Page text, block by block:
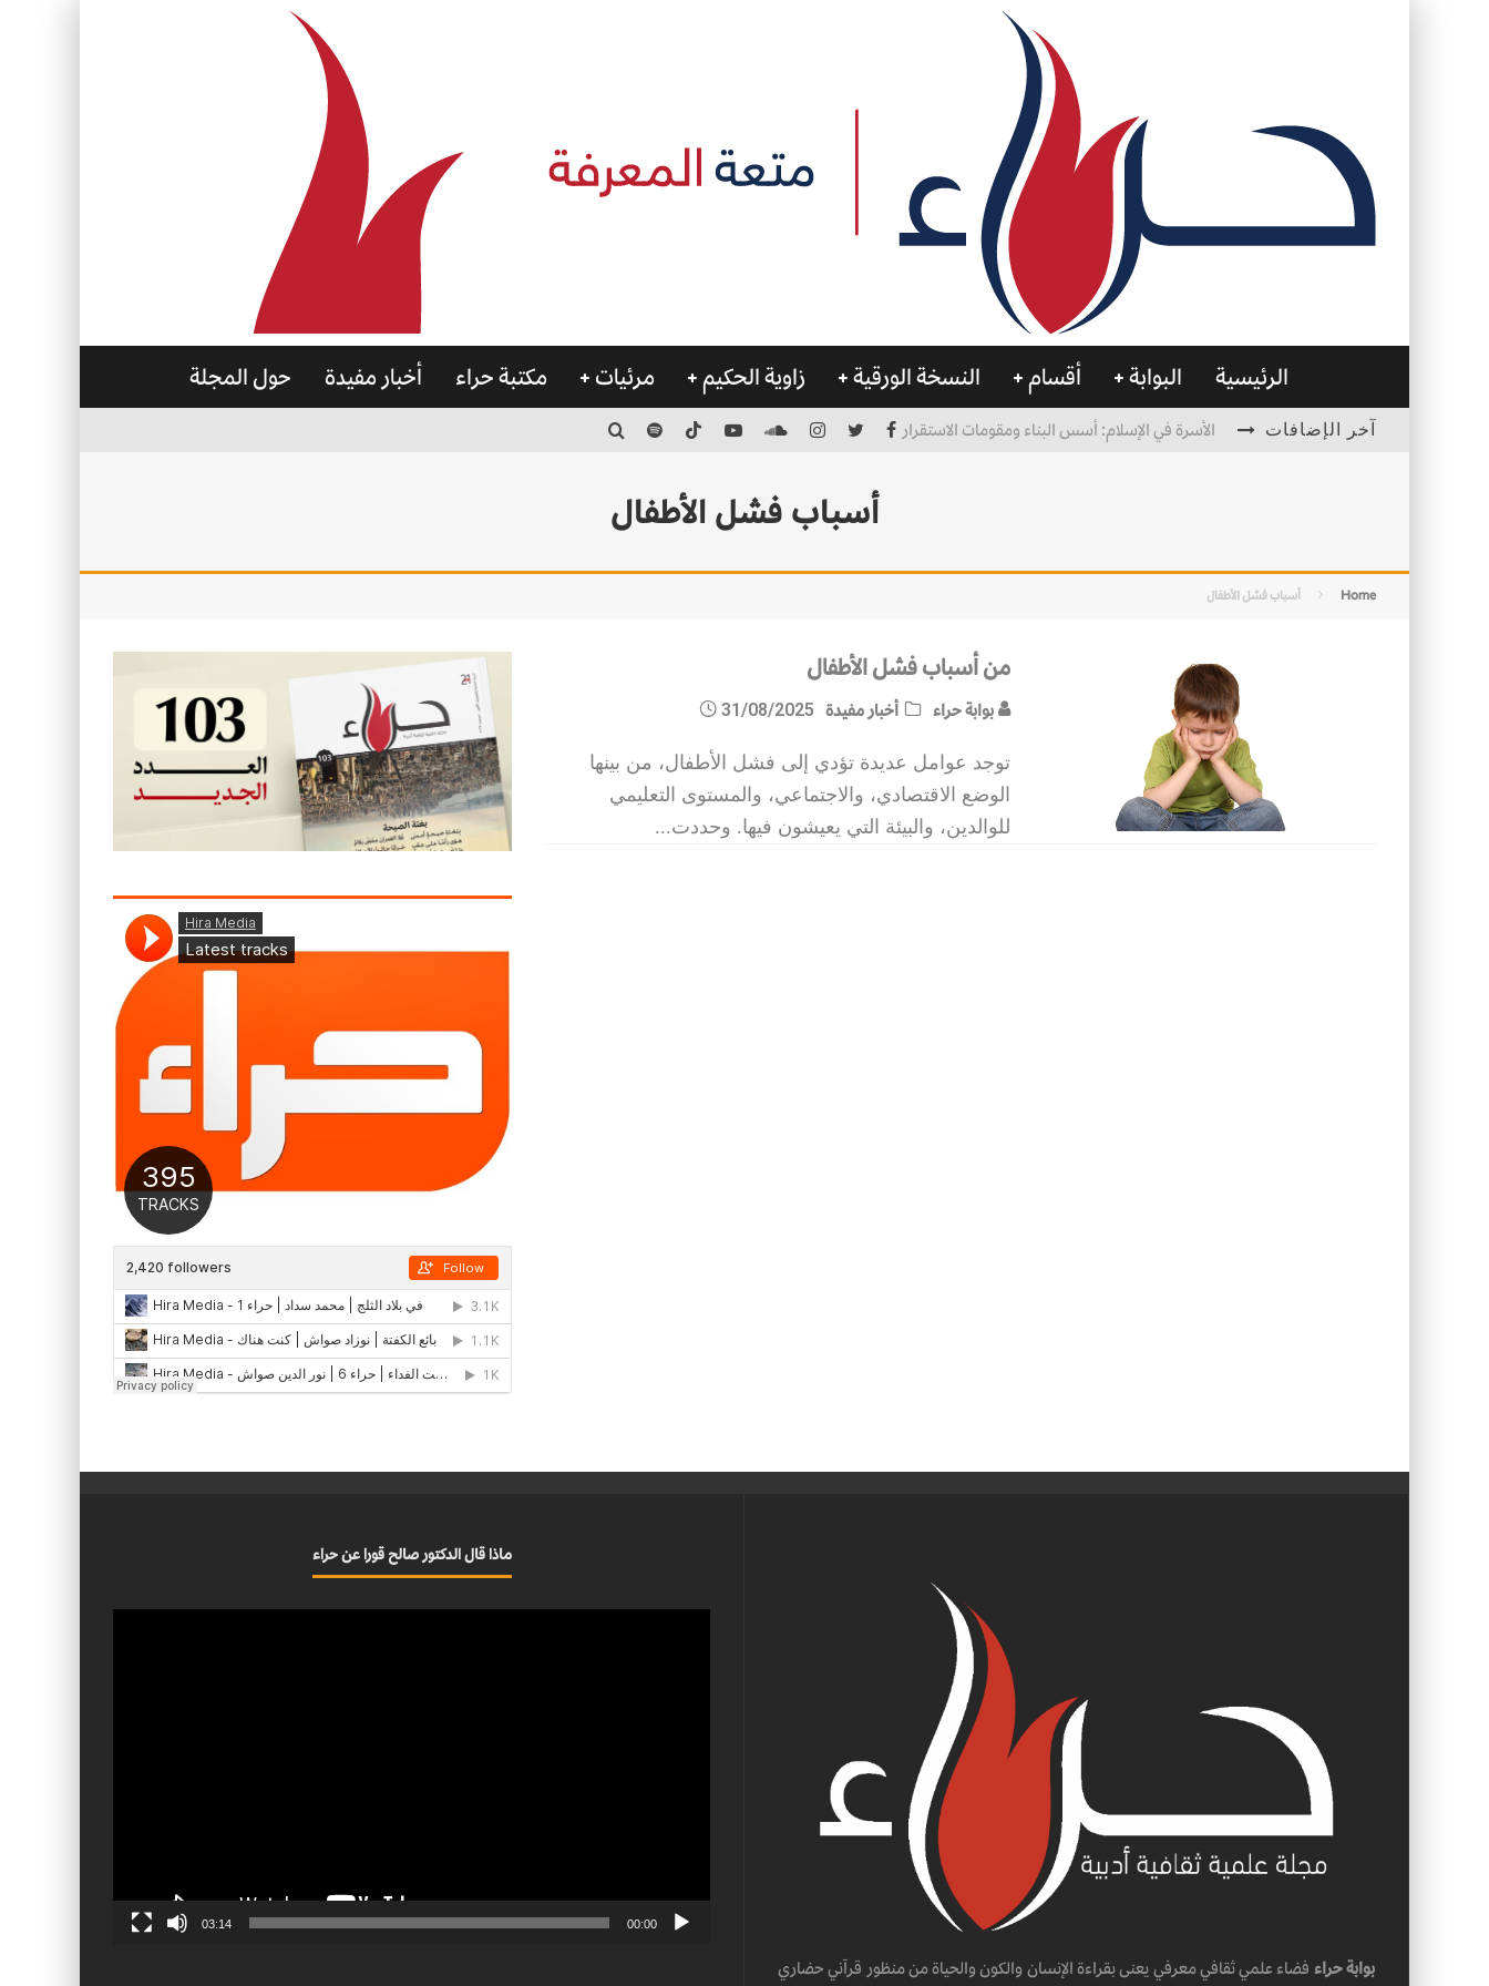
الرئيسية البوابة أقسام النسخة الورقية زاوية الحكيم مرئيات مكتبة حراء أخبار مفيدة حول المجلة
آخر الإضافات الأسرة في الإسلام: أسس البناء ومقومات الاستقرار
أسباب فشل الأطفال
Home أسباب فشل الأطفال
من أسباب فشل الأطفال
بوابة حراء أخبار مفيدة 31/08/2025
توجد عوامل عديدة تؤدي إلى فشل الأطفال، من بينها
الوضع الاقتصادي، والاجتماعي، والمستوى التعليمي
للوالدين، والبيئة التي يعيشون فيها. وحددت...
بوابة حراء فضاء علمي ثقافي معرفي يعنى بقراءة الإنسان والكون والحياة من منظور قرآني حضاري
ماذا قال الدكتور صالح قورا عن حراء
00:00
03:14